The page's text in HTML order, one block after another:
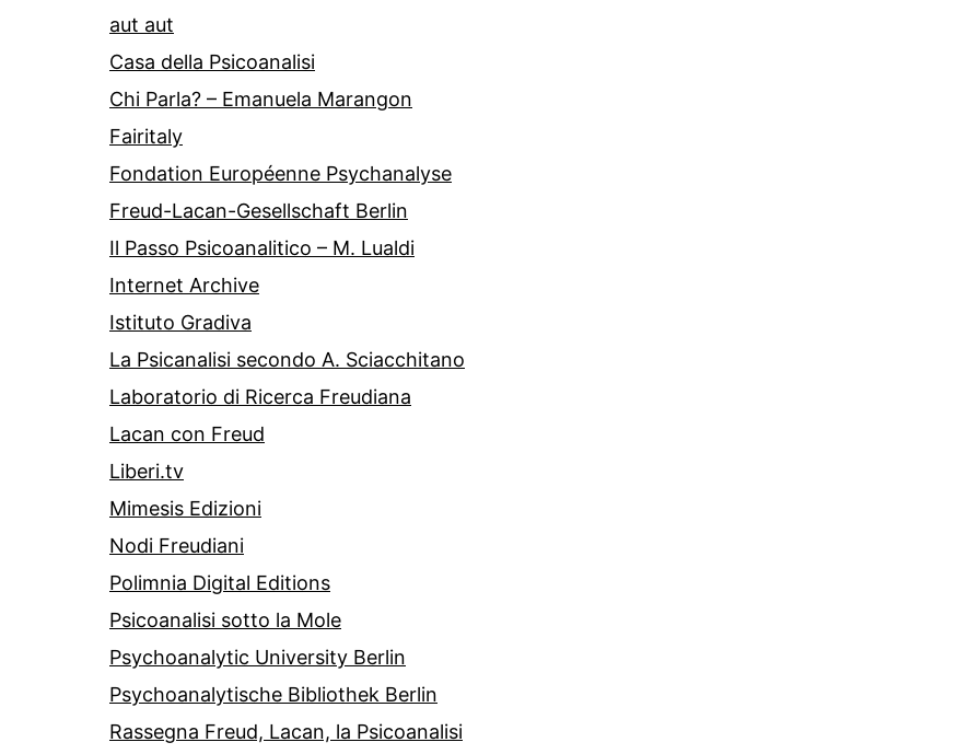
aut aut
Casa della Psicoanalisi
Chi Parla? – Emanuela Marangon
Fairitaly
Fondation Européenne Psychanalyse
Freud-Lacan-Gesellschaft Berlin
Il Passo Psicoanalitico – M. Lualdi
Internet Archive
Istituto Gradiva
La Psicanalisi secondo A. Sciacchitano
Laboratorio di Ricerca Freudiana
Lacan con Freud
Liberi.tv
Mimesis Edizioni
Nodi Freudiani
Polimnia Digital Editions
Psicoanalisi sotto la Mole
Psychoanalytic University Berlin
Psychoanalytische Bibliothek Berlin
Rassegna Freud, Lacan, la Psicoanalisi